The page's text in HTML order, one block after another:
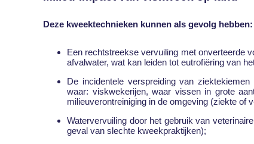
Deze kweektechnieken kunnen als gevolg hebben:
Een rechtstreekse vervuiling met onverteerde
afvalwater, wat kan leiden tot eutrofiëring van
De incidentele verspreiding van
waar: viskwekerijen, waar vissen in grote
milieuverontreiniging in de omgeving (ziekte of
Watervervuiling door het gebruik van
geval van slechte kweekpraktijken);